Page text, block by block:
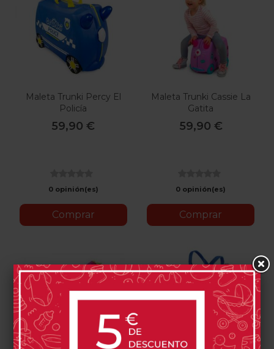
Maleta Trunki Percy El
Policía
59,90 €
0 opinión(es)
Comprar
Maleta Trunki Cassie La
Gatita
59,90 €
0 opinión(es)
Comprar